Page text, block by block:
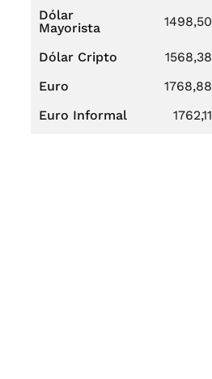
Dólar
Mayorista
1498,50
Dólar Cripto 1568,38
Euro
1768,88
Euro Informal
1762,11